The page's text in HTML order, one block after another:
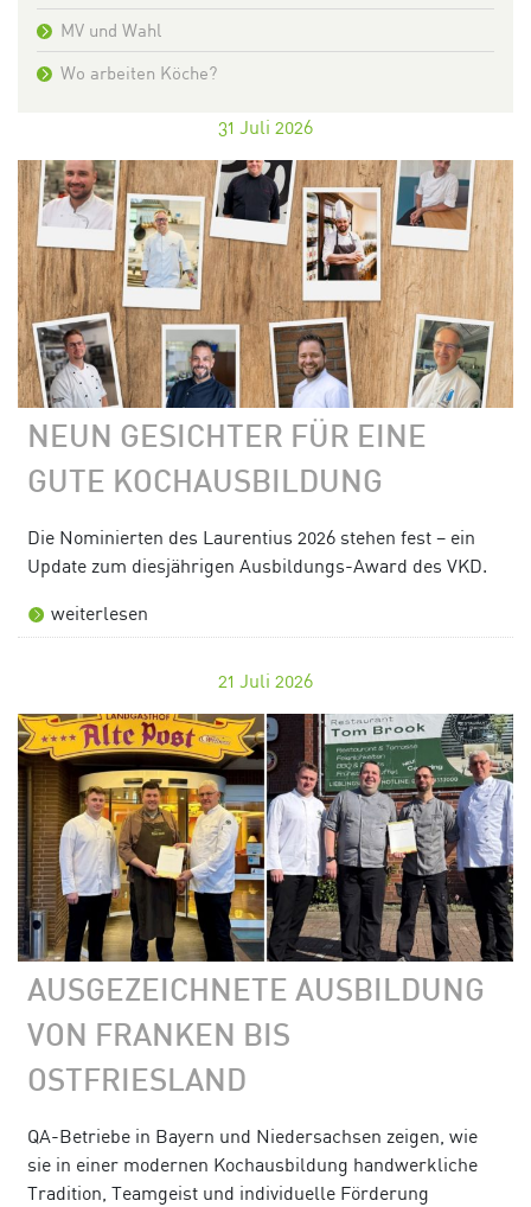
MV und Wahl
Wo arbeiten Köche?
31 Juli 2026
NEUN GESICHTER FÜR EINE
GUTE KOCHAUSBILDUNG
Die Nominierten des Laurentius 2026 stehen fest – ein
Update zum diesjährigen Ausbildungs-Award des VKD.
weiterlesen
21 Juli 2026
AUSGEZEICHNETE AUSBILDUNG
VON FRANKEN BIS
OSTFRIESLAND
QA-Betriebe in Bayern und Niedersachsen zeigen, wie
sie in einer modernen Kochausbildung handwerkliche
Tradition, Teamgeist und individuelle Förderung